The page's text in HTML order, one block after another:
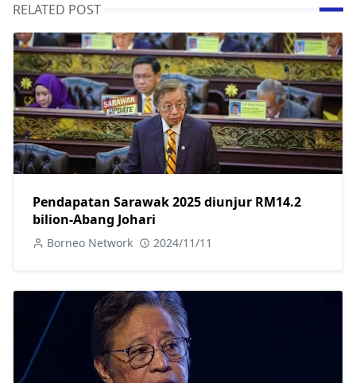
RELATED POST
Pendapatan Sarawak 2025 diunjur RM14.2
bilion-Abang Johari
Borneo Network 2024/11/11